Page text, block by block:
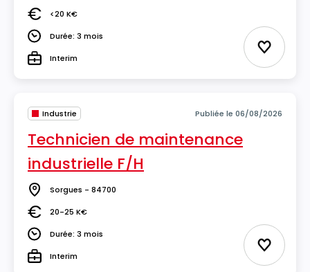
Salaire<20 K€
DuréeDurée: 3 mois
TypeInterim Ajouter
Industrie Publiée le 06/08/2026
Technicien de maintenance
industrielle F/H
Lieu Sorgues - 84700
Salaire20-25 K€
DuréeDurée: 3 mois
TypeInterim Ajouter